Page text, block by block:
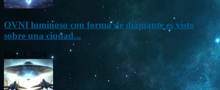
OVNI luminoso con forma de diamante es visto
sobre una ciudad...
Mar 31, 2024